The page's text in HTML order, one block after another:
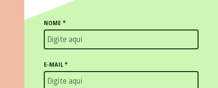
NOME *
E-MAIL*